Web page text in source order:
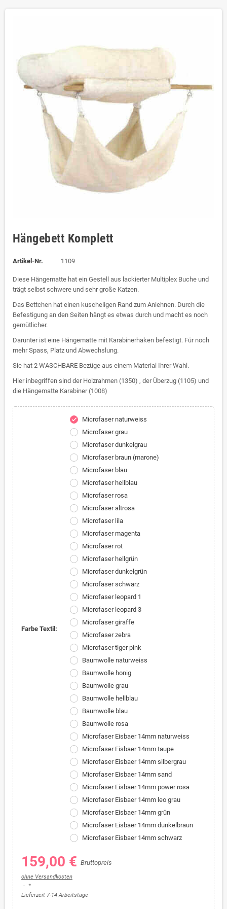
Hängebett Komplett
Artikel-Nr. 1109
Diese Hängematte hat ein Gestell aus lackierter Multiplex Buche und
trägt selbst schwere und sehr große Katzen.
Das Bettchen hat einen kuscheligen Rand zum Anlehnen. Durch die
Befestigung an den Seiten hängt es etwas durch und macht es noch
gemütlicher.
Darunter ist eine Hängematte mit Karabinerhaken befestigt. Für noch
mehr Spass, Platz und Abwechslung.
Sie hat 2 WASCHBARE Bezüge aus einem Material Ihrer Wahl.
Hier inbegriffen sind der Holzrahmen (1350) , der Überzug (1105) und
die Hängematte Karabiner (1008)
Farbe Textil:
check
Microfaser naturweiss
Microfaser grau
Microfaser dunkelgrau
Microfaser braun (marone)
Microfaser blau
Microfaser hellblau
Microfaser rosa
Microfaser altrosa
Microfaser lila
Microfaser magenta
Microfaser rot
Microfaser hellgrün
Microfaser dunkelgrün
Microfaser schwarz
Microfaser leopard 1
Microfaser leopard 3
Microfaser giraffe
Microfaser zebra
Microfaser tiger pink
Baumwolle naturweiss
Baumwolle honig
Baumwolle grau
Baumwolle hellblau
Baumwolle blau
Baumwolle rosa
Microfaser Eisbaer 14mm naturweiss
Microfaser Eisbaer 14mm taupe
Microfaser Eisbaer 14mm silbergrau
Microfaser Eisbaer 14mm sand
Microfaser Eisbaer 14mm power rosa
Microfaser Eisbaer 14mm leo grau
Microfaser Eisbaer 14mm grün
Microfaser Eisbaer 14mm dunkelbraun
Microfaser Eisbaer 14mm schwarz
159,00 € Bruttopreis
ohne Versandkosten
*
Lieferzeit 7-14 Arbeitstage